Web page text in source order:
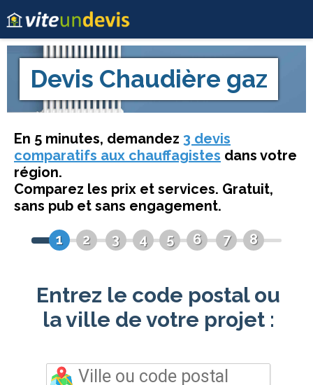
Devis Chaudière gaz
En 5 minutes, demandez 3 devis
comparatifs aux chauffagistes dans votre
région.
Comparez les prix et services. Gratuit,
sans pub et sans engagement.
1
2 3 4 5 6 7 8
Entrez le code postal ou
la ville de votre projet :